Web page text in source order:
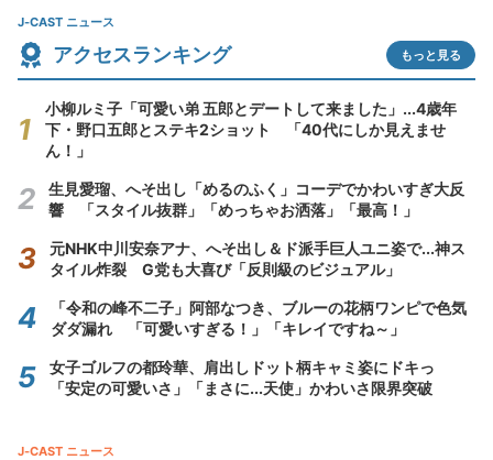
J-CAST ニュース
アクセスランキング もっと見る
小柳ルミ子「可愛い弟 五郎とデートして来ました」...4歳年
下・野口五郎とステキ2ショット 「40代にしか見えませ
ん！」
生見愛瑠、へそ出し「めるのふく」コーデでかわいすぎ大反
響 「スタイル抜群」「めっちゃお洒落」「最高！」
元NHK中川安奈アナ、へそ出し＆ド派手巨人ユニ姿で...神ス
タイル炸裂 G党も大喜び「反則級のビジュアル」
「令和の峰不二子」阿部なつき、ブルーの花柄ワンピで色気
ダダ漏れ 「可愛いすぎる！」「キレイですね～」
女子ゴルフの都玲華、肩出しドット柄キャミ姿にドキっ
「安定の可愛いさ」「まさに...天使」かわいさ限界突破
J-CAST ニュース